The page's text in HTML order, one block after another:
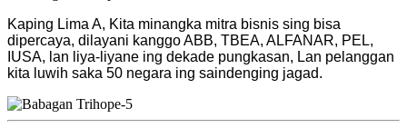
Kaping Lima A, Kita minangka mitra bisnis sing bisa
dipercaya, dilayani kanggo ABB, TBEA, ALFANAR, PEL,
IUSA, lan liya-liyane ing dekade pungkasan, Lan pelanggan
kita luwih saka 50 negara ing saindenging jagad.